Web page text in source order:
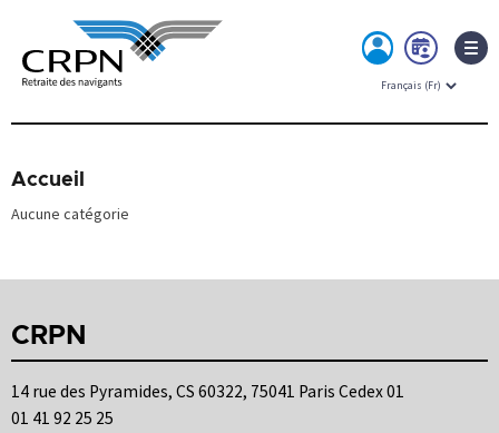
Skip
MON
ESPACERDV
Accueil
Aucune catégorie
CRPN
14 rue des Pyramides, CS 60322, 75041 Paris Cedex 01
01 41 92 25 25